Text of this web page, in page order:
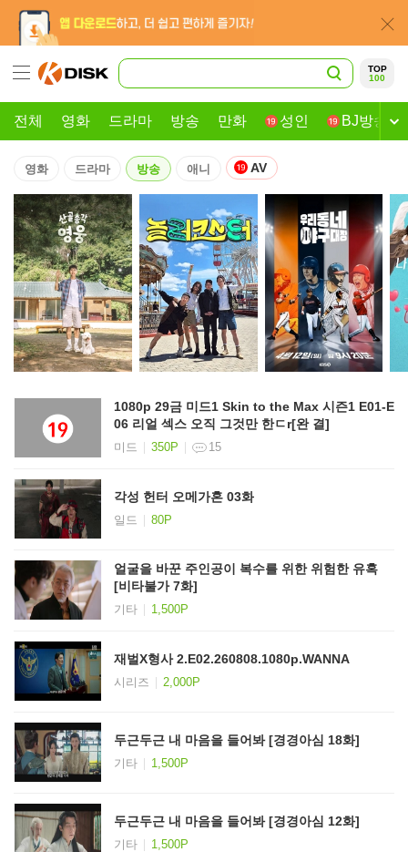
TOP
100
전체 영화 드라마 방송 만화 성인 BJ방송
영화 드라마 방송 애니 AV
1080p 29금 미드1 Skin to the Max 시즌1 E01-E
06 리얼 섹스 오직 그것만 한ㄷr[완 결]
미드 350P 15
각성 헌터 오메가혼 03화
일드 80P
얼굴을 바꾼 주인공이 복수를 위한 위험한 유혹
[비타불가 7화]
기타 1,500P
재벌X형사 2.E02.260808.1080p.WANNA
시리즈 2,000P
두근두근 내 마음을 들어봐 [경경아심 18화]
기타 1,500P
두근두근 내 마음을 들어봐 [경경아심 12화]
기타 1,500P